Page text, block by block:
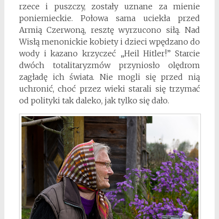
rzece i puszczy, zostały uznane za mienie
poniemieckie. Połowa sama uciekła przed
Armią Czerwoną, resztę wyrzucono siłą. Nad
Wisłą menonickie kobiety i dzieci wpędzano do
wody i kazano krzyczeć „Heil Hitler!” Starcie
dwóch totalitaryzmów przyniosło olędrom
zagładę ich świata. Nie mogli się przed nią
uchronić, choć przez wieki starali się trzymać
od polityki tak daleko, jak tylko się dało.